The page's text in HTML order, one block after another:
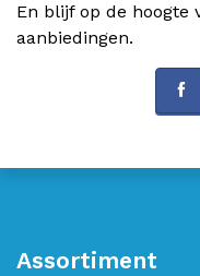
En blijf op de hoogte
aanbiedingen.
Assortiment